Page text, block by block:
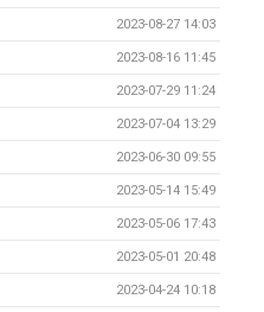
2023-08-27 14:03
2023-08-16 11:45
2023-07-29 11:24
2023-07-04 13:29
2023-06-30 09:55
2023-05-14 15:49
2023-05-06 17:43
2023-05-01 20:48
2023-04-24 10:18